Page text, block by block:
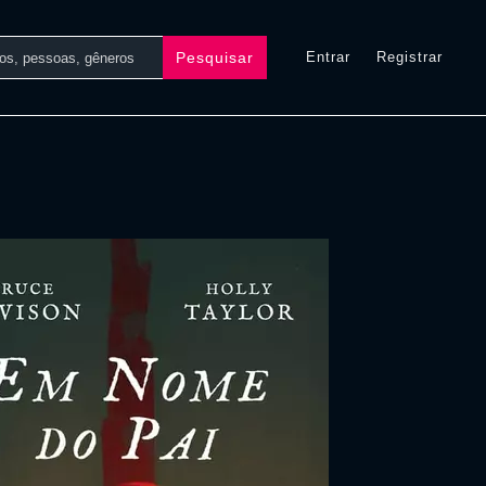
Pesquisar Entrar Registrar